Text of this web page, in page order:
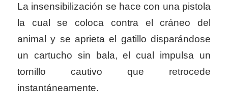
La insensibilización se hace con una pistola
la cual se coloca contra el cráneo del
animal y se aprieta el gatillo disparándose
un cartucho sin bala, el cual impulsa un
tornillo cautivo que retrocede
instantáneamente.